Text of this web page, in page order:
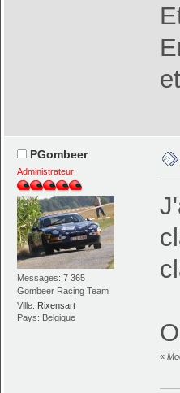
PGombeer
Administrateur
Messages: 7 365
Gombeer Racing Team
Ville: Rixensart
Pays: Belgique
«